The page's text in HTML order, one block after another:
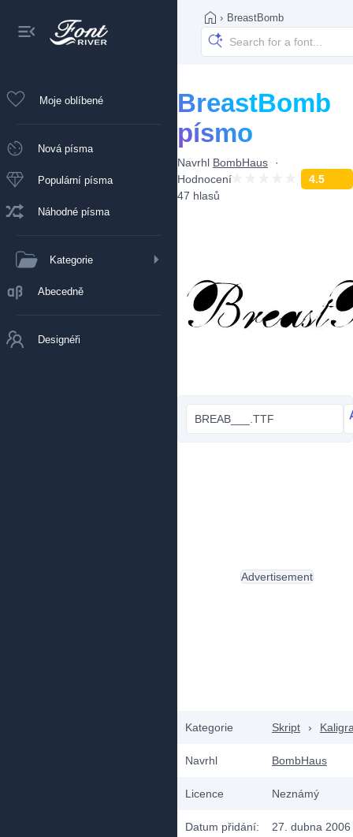
Moje oblíbené
Nová písma
Populární písma
Náhodné písma
Kategorie
Abecedně
Designéři
› BreastBomb
BreastBomb
písmo
Navrhl BombHaus
Hodnocení
4.5
47 hlasů
BREAB___.TTF
Kategorie Skript ›
Navrhl BombHaus
Licence Neznámý
Datum přidání: 27. dubna 2006
Advertisement